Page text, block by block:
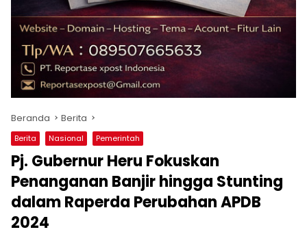
Beranda Berita
Berita Nasional Pemerintah
Pj. Gubernur Heru Fokuskan
Penanganan Banjir hingga Stunting
dalam Raperda Perubahan APDB
2024